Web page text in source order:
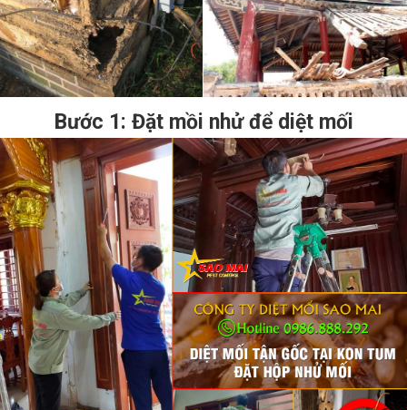
Bước 1: Đặt mồi nhử để diệt mối